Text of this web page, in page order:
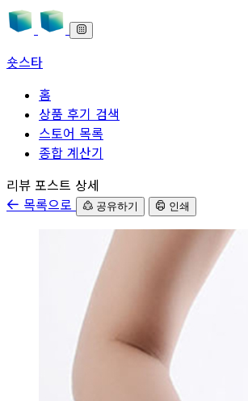
숏스타
홈
상품 후기 검색
스토어 목록
종합 계산기
본문으로 바로가기
리뷰 포스트 상세
목록으로
공유하기 인쇄